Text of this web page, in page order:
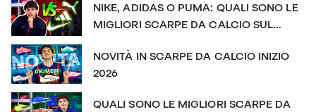
NIKE, ADIDAS O PUMA: QUALI SONO LE
MIGLIORI SCARPE DA CALCIO SUL
NOVITÀ IN SCARPE DA CALCIO INIZIO
2026
QUALI SONO LE MIGLIORI SCARPE DA